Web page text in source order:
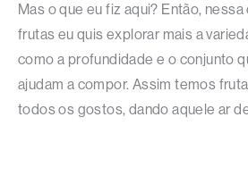
Mas o que eu fiz aqui? Então,
frutas eu quis explorar mais a
como a profundidade e o conjunto
ajudam a compor. Assim temos
todos os gostos, dando aquele ar